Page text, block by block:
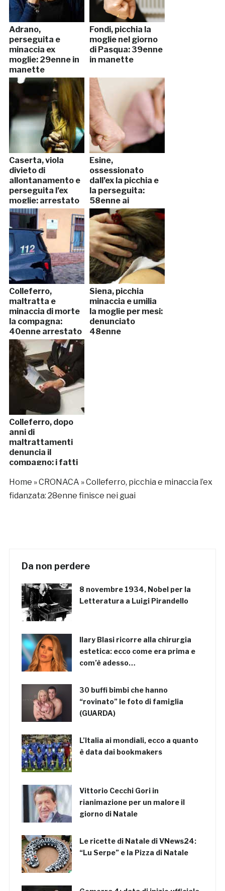
Adrano,
perseguita e
minaccia ex
moglie: 29enne in
manette
Fondi, picchia la
moglie nel giorno
di Pasqua: 39enne
in manette
Caserta, viola
divieto di
allontanamento e
perseguita l’ex
moglie: arrestato
Esine,
ossessionato
dall’ex la picchia e
la perseguita:
58enne ai
domiciliari
Colleferro,
maltratta e
minaccia di morte
la compagna:
40enne arrestato
Siena, picchia
minaccia e umilia
la moglie per mesi:
denunciato
48enne
Colleferro, dopo
anni di
maltrattamenti
denuncia il
compagno: i fatti
Home »CRONACA »Colleferro, picchia e minaccia l’ex
fidanzata: 28enne finisce nei guai
Da non perdere
8 novembre 1934, Nobel per la
Letteratura a Luigi Pirandello
Ilary Blasi ricorre alla chirurgia
estetica: ecco come era prima e
com’è adesso…
30 buffi bimbi che hanno
“rovinato” le foto di famiglia
(GUARDA)
L’Italia ai mondiali, ecco a quanto
è data dai bookmakers
Vittorio Cecchi Gori in
rianimazione per un malore il
giorno di Natale
Le ricette di Natale di VNews24:
“Lu Serpe” e la Pizza di Natale